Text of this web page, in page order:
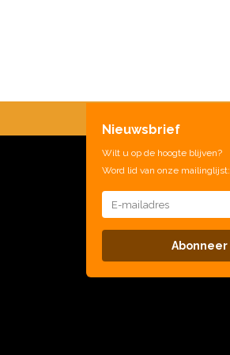
Nieuwsbrief
Wilt u op de hoogte blijven?
Word lid van onze mailinglijst:
Abonneer